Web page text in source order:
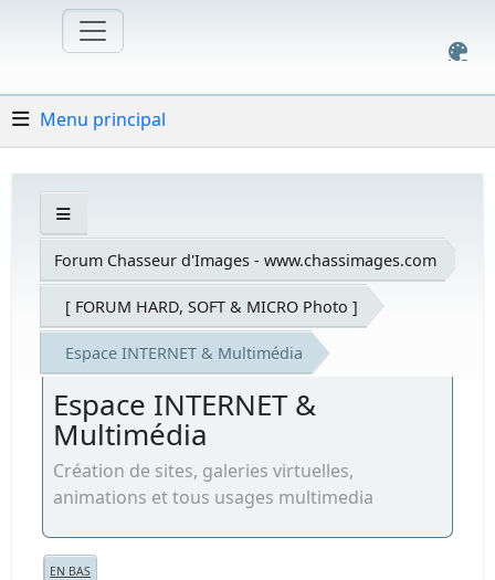
Menu principal
Forum Chasseur d'Images - www.chassimages.com
[ FORUM HARD, SOFT & MICRO Photo ]
Espace INTERNET & Multimédia
Espace INTERNET &
Multimédia
Création de sites, galeries virtuelles,
animations et tous usages multimedia
EN BAS